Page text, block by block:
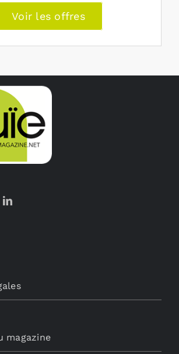
Voir les offres
magazine